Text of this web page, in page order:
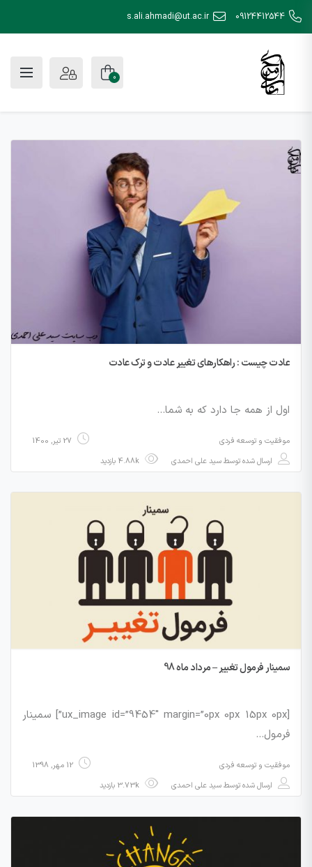
09124412544
s.ali.ahmadi@ut.ac.ir
0
عادت چیست : راهکارهای تغییر عادت و ترک عادت
اول از همه جا دارد که به شما…
موفقیت و توسعه فردی
27 تیر, 1400
ارسال شده توسطسید علی احمدی
سمینار فرمول تغییر – مرداد ماه 98
[ux_image id=”9454″ margin=”0px 0px 15px 0px”] سمینار
فرمول…
موفقیت و توسعه فردی
12 مهر, 1398
ارسال شده توسطسید علی احمدی